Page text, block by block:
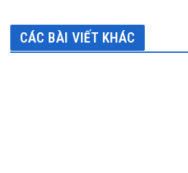
CÁC BÀI VIẾT KHÁC